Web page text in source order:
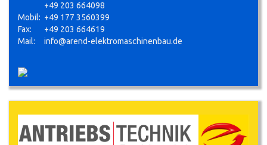
Mobil:
Fax:
Mail:
+49 203 664098
+49 177 3560399
+49 203 664619
info@arend-elektromaschinenbau.de